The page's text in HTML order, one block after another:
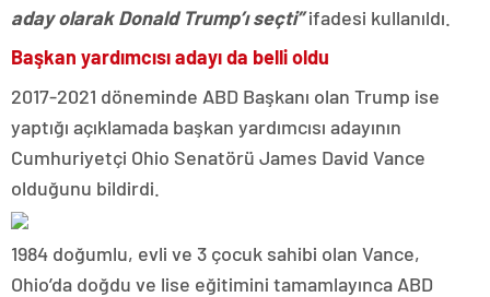
aday olarak Donald Trump’ı seçti”ifadesi kullanıldı.
Başkan yardımcısı adayı da belli oldu
2017-2021 döneminde ABD Başkanı olan Trump ise
yaptığı açıklamada başkan yardımcısı adayının
Cumhuriyetçi Ohio Senatörü James David Vance
olduğunu bildirdi.
1984 doğumlu, evli ve 3 çocuk sahibi olan Vance,
Ohio’da doğdu ve lise eğitimini tamamlayınca ABD